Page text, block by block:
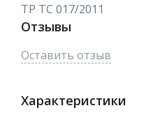
ТР ТС 017/2011
Отзывы
Оставить отзыв
Характеристики